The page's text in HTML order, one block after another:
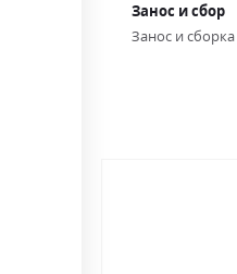
Занос и сбор
Занос и